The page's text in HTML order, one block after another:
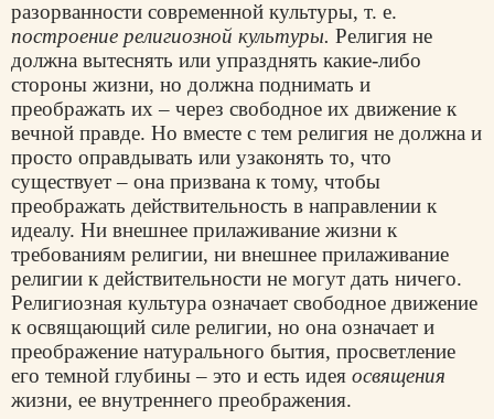
разорванности современной культуры, т. е.
построение религиозной культуры. Религия не
должна вытеснять или упразднять какие-либо
стороны жизни, но должна поднимать и
преображать их – через свободное их движение к
вечной правде. Но вместе с тем религия не должна и
просто оправдывать или узаконять то, что
существует – она призвана к тому, чтобы
преображать действительность в направлении к
идеалу. Ни внешнее прилаживание жизни к
требованиям религии, ни внешнее прилаживание
религии к действительности не могут дать ничего.
Религиозная культура означает свободное движение
к освящающий силе религии, но она означает и
преображение натурального бытия, просветление
его темной глубины – это и есть идея освящения
жизни, ее внутреннего преображения.